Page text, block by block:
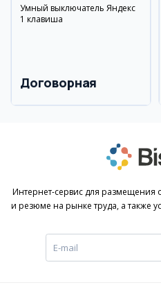
Умный выключатель Яндекс
1 клавиша
Договорная
Интернет-сервис для размещения
и резюме на рынке труда, а также